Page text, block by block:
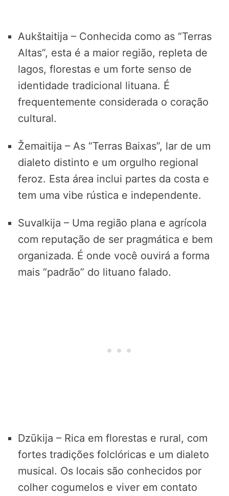
Aukštaitija – Conhecida como as “Terras
Altas”, esta é a maior região, repleta de
lagos, florestas e um forte senso de
identidade tradicional lituana. É
frequentemente considerada o coração
cultural.
Žemaitija – As “Terras Baixas”, lar de um
dialeto distinto e um orgulho regional
feroz. Esta área inclui partes da costa e
tem uma vibe rústica e independente.
Suvalkija – Uma região plana e agrícola
com reputação de ser pragmática e bem
organizada. É onde você ouvirá a forma
mais “padrão” do lituano falado.
Dzūkija – Rica em florestas e rural, com
fortes tradições folclóricas e um dialeto
musical. Os locais são conhecidos por
colher cogumelos e viver em contato